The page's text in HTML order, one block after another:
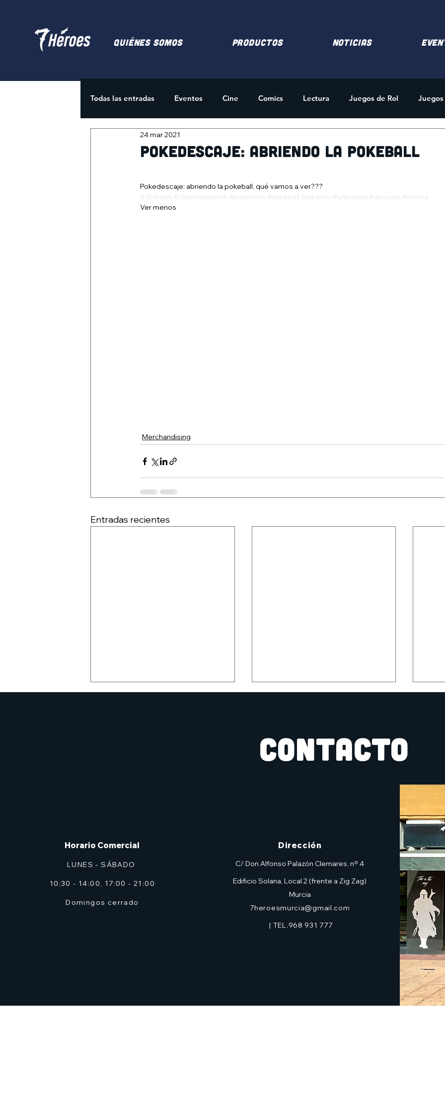
Quiénes somos PRODUCTOS NOTICIAS
Todas las entradas Eventos Cine Comics Lectura Juegos de Rol
Juegos de Cartas
Pokedescaje: abriendo la Pokeball
24 mar 2021
Pokedescaje: abriendo la pokeball, qué vamos a ver???
#7heroes #7heroesmerch #pokemon #pokeball #pikachu #unboxing #descaje #murcia
Ver menos
Merchandising
Entradas recientes
CONTACTO
Horario Comercial
LUNES - SÁBADO
10:30 - 14:00, 17:00 - 21:00
Domingos cerrado
Dirección
C/ Don Alfonso Palazón Clemares, nº 4
Edificio Solana, Local 2 (frente a Zig Zag)
Murcia
7heroesmurcia@gmail.com
| TEL.968 931 777